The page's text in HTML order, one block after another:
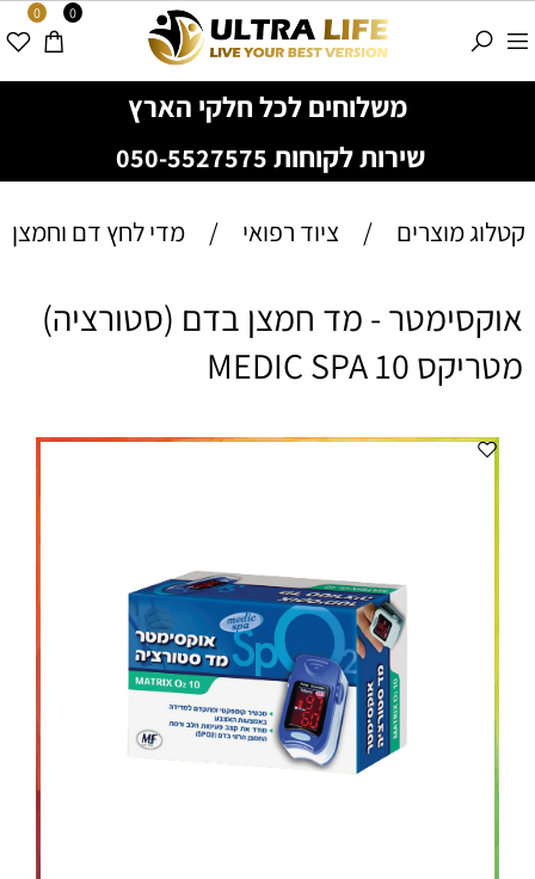
משלוחים לכל חלקי הארץ
שירות לקוחות 050-5527575
0 0
קטלוג מוצרים / ציוד רפואי / מדי לחץ דם וחמצן
אוקסימטר - מד חמצן בדם (סטורציה)
מטריקס 10 MEDIC SPA